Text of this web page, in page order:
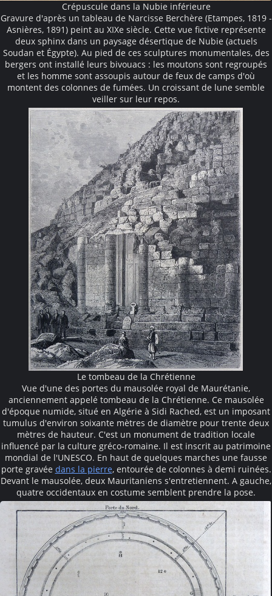
Crépuscule dans la Nubie inférieure
Gravure d'après un tableau de Narcisse Berchère (Etampes, 1819 -
Asnières, 1891) peint au XIXe siècle. Cette vue fictive représente
deux sphinx dans un paysage désertique de Nubie (actuels
Soudan et Égypte). Au pied de ces sculptures monumentales, des
bergers ont installé leurs bivouacs : les moutons sont regroupés
et les homme sont assoupis autour de feux de camps d'où
montent des colonnes de fumées. Un croissant de lune semble
veiller sur leur repos.
Le tombeau de la Chrétienne
Vue d'une des portes du mausolée royal de Maurétanie,
anciennement appelé tombeau de la Chrétienne. Ce mausolée
d'époque numide, situé en Algérie à Sidi Rached, est un imposant
tumulus d'environ soixante mètres de diamètre pour trente deux
mètres de hauteur. C'est un monument de tradition locale
influencé par la culture gréco-romaine. Il est inscrit au patrimoine
mondial de l'UNESCO. En haut de quelques marches une fausse
porte gravée dans la pierre, entourée de colonnes à demi ruinées.
Devant le mausolée, deux Mauritaniens s'entretiennent. A gauche,
quatre occidentaux en costume semblent prendre la pose.